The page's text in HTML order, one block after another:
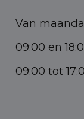
Van
09:00 en
09:00 tot